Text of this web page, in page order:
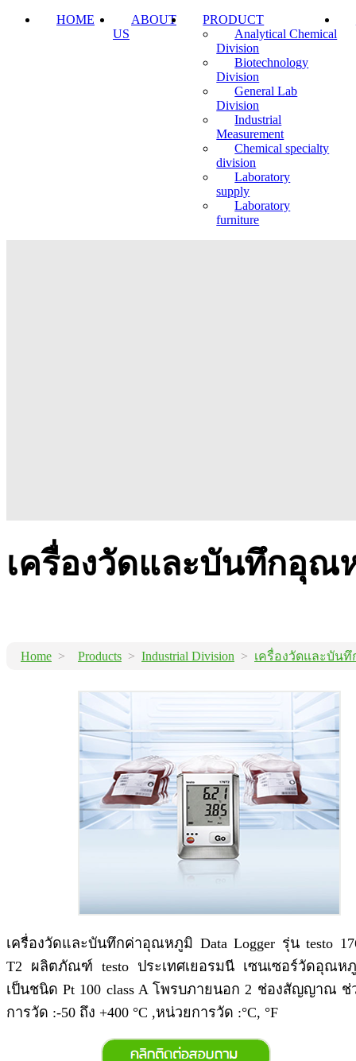
HOME
ABOUT
US
PRODUCT
Analytical Chemical
Division
Biotechnology
Division
General Lab
Division
Industrial
Measurement
Chemical specialty
division
Laboratory
supply
Laboratory
furniture
เครื่องวัดและบันทึกอุณ
Home > Products > Industrial Division > เครื่องวัดและบั
เครื่องวัดและบันทึกค่าอุณหภูมิ Data Logger รุ่น testo
T2 ผลิตภัณฑ์ testo ประเทศเยอรมนี เซนเซอร์วัดอุณห
เป็นชนิด Pt 100 class A โพรบภายนอก 2 ช่องสัญญาณ ช่
การวัด :-50 ถึง +400 °C ,หน่วยการวัด :°C, °F